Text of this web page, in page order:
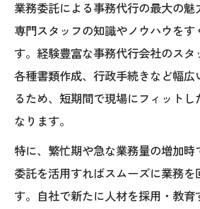
業務委託による事務代行の最大の魅
専門スタッフの知識やノウハウを
す。経験豊富な事務代行会社のス
各種書類作成、行政手続きなど幅広
るため、短期間で現場にフィット
なります。
特に、繁忙期や急な業務量の増加
委託を活用すればスムーズに業務を
す。自社で新たに人材を採用・教